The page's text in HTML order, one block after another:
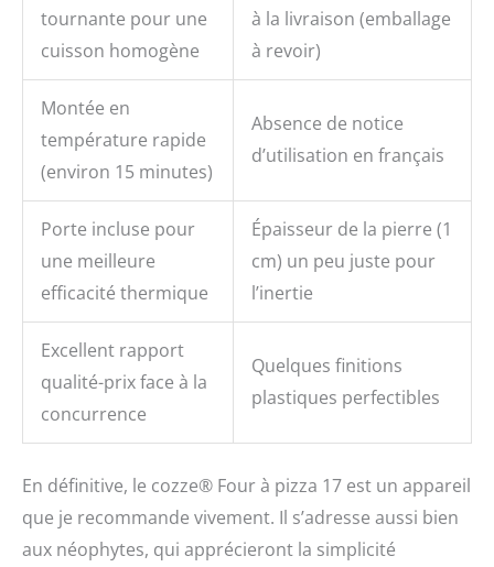
tournante pour une
cuisson homogène
à la livraison (emballage
à revoir)
Montée en
température rapide
(environ 15 minutes)
Absence de notice
d’utilisation en français
Porte incluse pour
une meilleure
efficacité thermique
Épaisseur de la pierre (1
cm) un peu juste pour
l’inertie
Excellent rapport
qualité-prix face à la
concurrence
Quelques finitions
plastiques perfectibles
En définitive, le cozze® Four à pizza 17 est un appareil
que je recommande vivement. Il s’adresse aussi bien
aux néophytes, qui apprécieront la simplicité